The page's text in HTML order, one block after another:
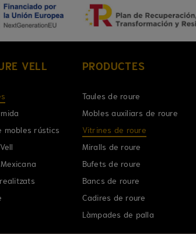
VELL
mobles rústics
PRODUCTES
Taules de roure
Mobles auxiliars de roure
Vitrines de roure
Miralls de roure
Bufets de roure
Bancs de roure
Cadires de roure
Làmpades de palla